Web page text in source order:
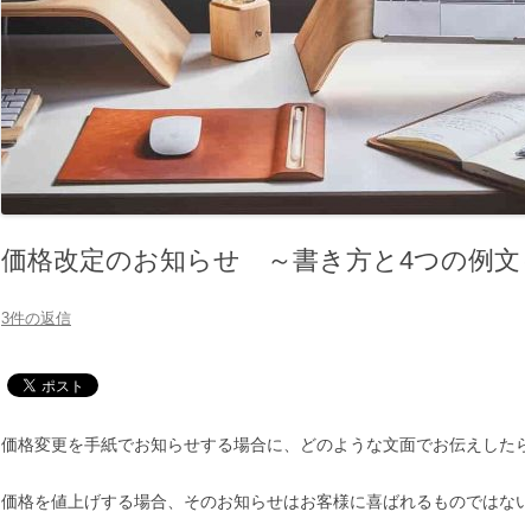
価格改定のお知らせ ～書き方と4つの例文
3件の返信
価格変更を手紙でお知らせする場合に、どのような文面でお伝えした
価格を値上げする場合、そのお知らせはお客様に喜ばれるものではな